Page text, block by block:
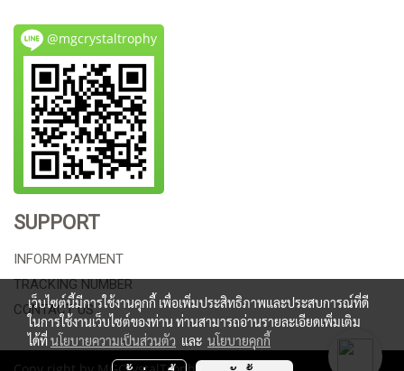
@mgcrystaltrophy
SUPPORT
INFORM PAYMENT
TRACKING NUMBER
CONTACT US
เว็บไซต์นี้มีการใช้งานคุกกี้ เพื่อเพิ่มประสิทธิภาพและประสบการณ์ที่ดี
ในการใช้งานเว็บไซต์ของท่าน ท่านสามารถอ่านรายละเอียดเพิ่มเติม
ได้ที่นโยบายความเป็นส่วนตัว และ นโยบายคุกกี้